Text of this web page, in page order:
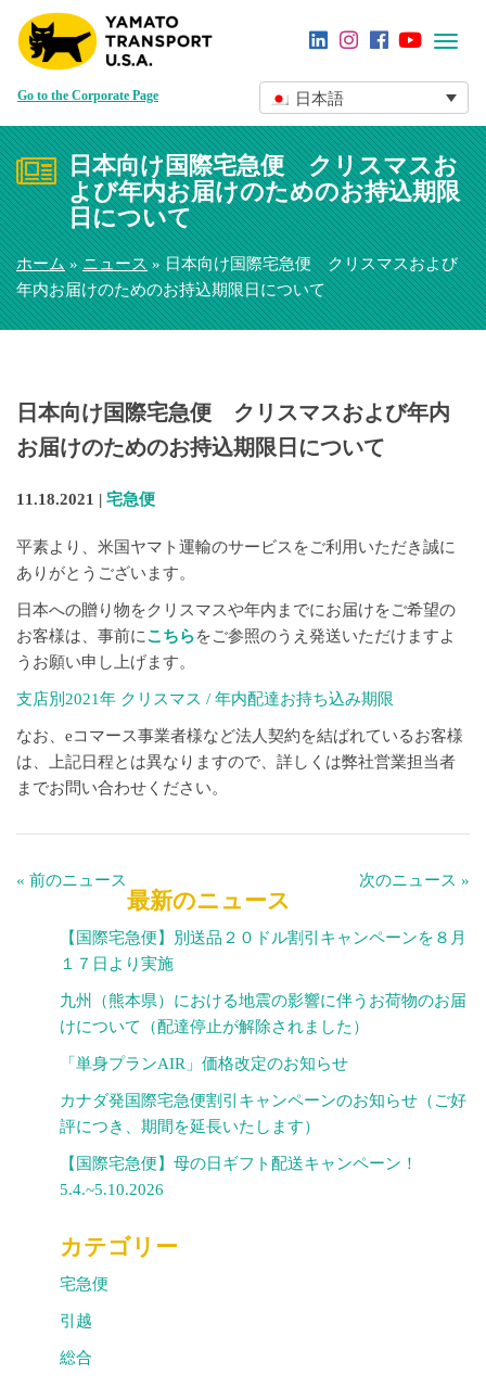
Go to the Corporate Page 日本語
日本向け国際宅急便 クリスマスお
よび年内お届けのためのお持込期限
日について
ホーム»ニュース» 日本向け国際宅急便 クリスマスおよび
年内お届けのためのお持込期限日について
日本向け国際宅急便 クリスマスおよび年内
お届けのためのお持込期限日について
11.18.2021 | 宅急便
平素より、米国ヤマト運輸のサービスをご利用いただき誠に
ありがとうございます。
日本への贈り物をクリスマスや年内までにお届けをご希望の
お客様は、事前にこちらをご参照のうえ発送いただけますよ
うお願い申し上げます。
支店別2021年 クリスマス / 年内配達お持ち込み期限
なお、eコマース事業者様など法人契約を結ばれているお客様
は、上記日程とは異なりますので、詳しくは弊社営業担当者
までお問い合わせください。
« 前のニュース 次のニュース »
最新のニュース
【国際宅急便】別送品２０ドル割引キャンペーンを８月
１７日より実施
九州（熊本県）における地震の影響に伴うお荷物のお届
けについて（配達停止が解除されました）
「単身プランAIR」価格改定のお知らせ
カナダ発国際宅急便割引キャンペーンのお知らせ（ご好
評につき、期間を延長いたします）
【国際宅急便】母の日ギフト配送キャンペーン！
5.4.~5.10.2026
カテゴリー
宅急便
引越
総合